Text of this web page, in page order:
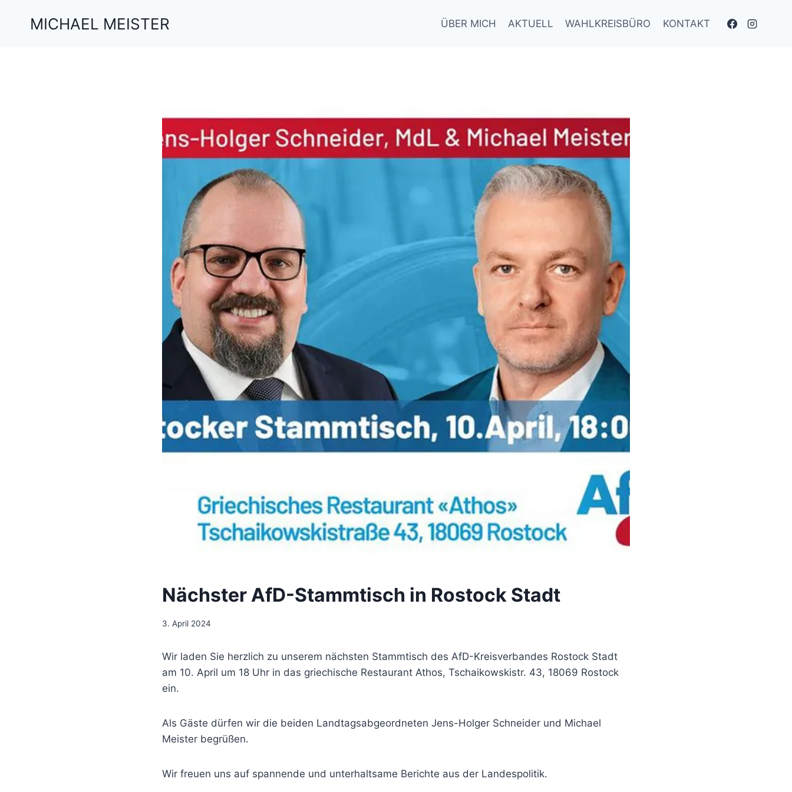
MICHAEL MEISTER ÜBER MICH AKTUELL WAHLKREISBÜRO KONTAKT
Nächster AfD-Stammtisch in Rostock Stadt
3. April 2024
Wir laden Sie herzlich zu unserem nächsten Stammtisch des AfD-Kreisverbandes Rostock Stadt
am 10. April um 18 Uhr in das griechische Restaurant Athos, Tschaikowskistr. 43, 18069 Rostock
ein.
Als Gäste dürfen wir die beiden Landtagsabgeordneten Jens-Holger Schneider und Michael
Meister begrüßen.
Wir freuen uns auf spannende und unterhaltsame Berichte aus der Landespolitik.